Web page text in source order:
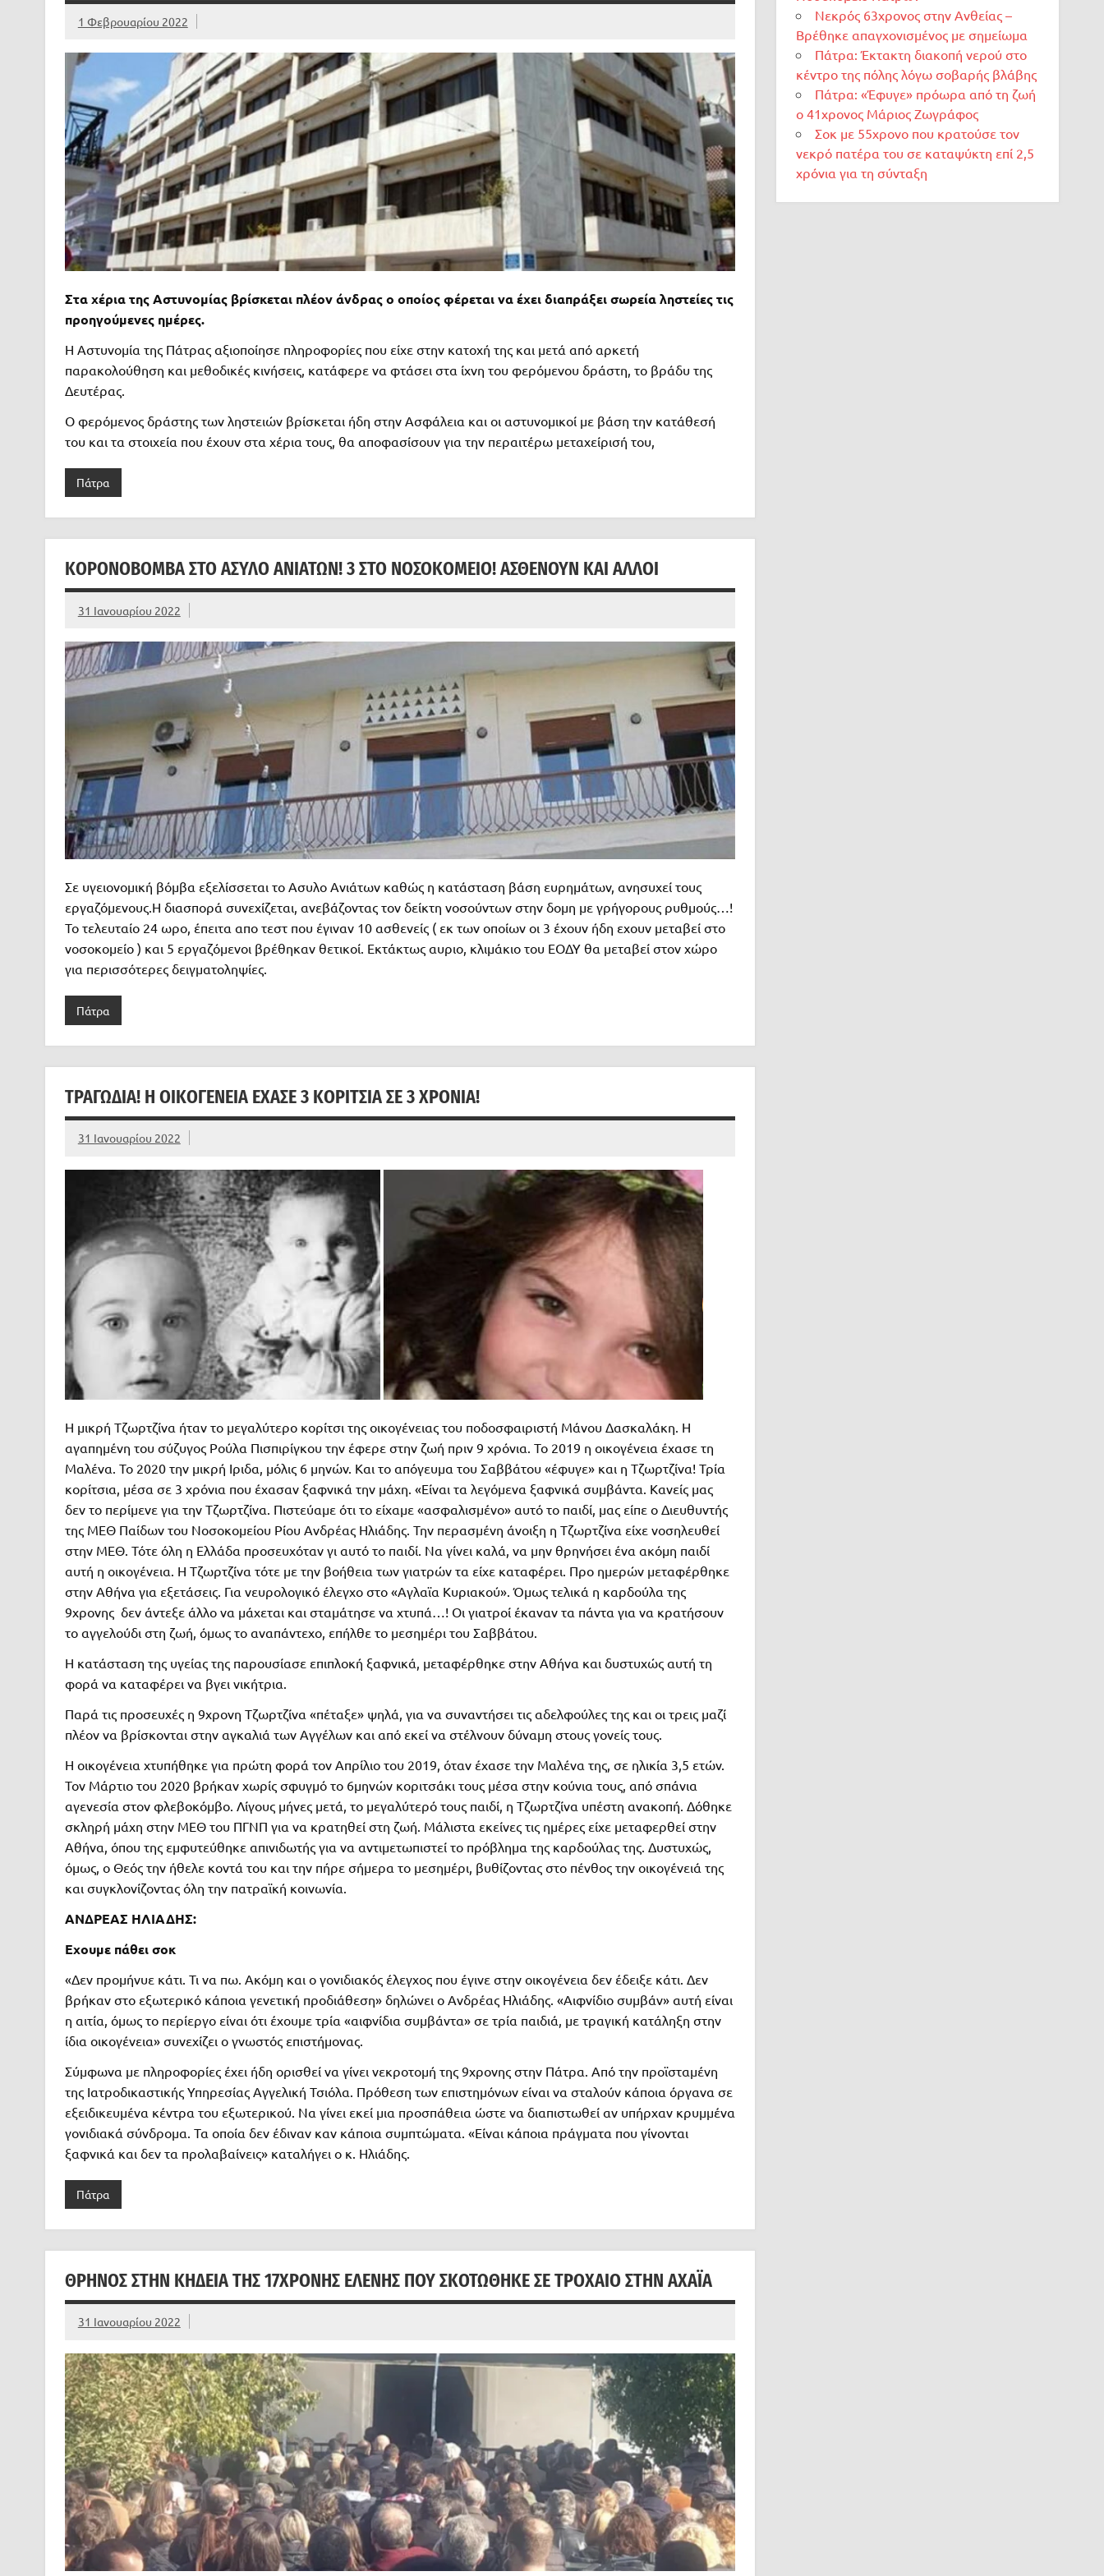
1 Φεβρουαρίου 2022
Στα χέρια της Αστυνομίας βρίσκεται πλέον άνδρας ο οποίος φέρεται να έχει διαπράξει σωρεία ληστείες τις
προηγούμενες ημέρες.
Η Αστυνομία της Πάτρας αξιοποίησε πληροφορίες που είχε στην κατοχή της και μετά από αρκετή
παρακολούθηση και μεθοδικές κινήσεις, κατάφερε να φτάσει στα ίχνη του φερόμενου δράστη, το βράδυ της
Δευτέρας.
Ο φερόμενος δράστης των ληστειών βρίσκεται ήδη στην Ασφάλεια και οι αστυνομικοί με βάση την κατάθεσή
του και τα στοιχεία που έχουν στα χέρια τους, θα αποφασίσουν για την περαιτέρω μεταχείρισή του,
Πάτρα
ΚΟΡΟΝΟΒΌΜΒΑ ΣΤΟ ΑΣΥΛΟ ΑΝΙΆΤΩΝ! 3 ΣΤΟ ΝΟΣΟΚΟΜΕΊΟ! ΑΣΘΕΝΟΎΝ ΚΑΙ ΆΛΛΟΙ
31 Ιανουαρίου 2022
Σε υγειονομική βόμβα εξελίσσεται το Ασυλο Ανιάτων καθώς η κατάσταση βάση ευρημάτων, ανησυχεί τους
εργαζόμενους.Η διασπορά συνεχίζεται, ανεβάζοντας τον δείκτη νοσούντων στην δομη με γρήγορους ρυθμούς…!
Το τελευταίο 24 ωρο, έπειτα απο τεστ που έγιναν 10 ασθενείς ( εκ των οποίων οι 3 έχουν ήδη εχουν μεταβεί στο
νοσοκομείο ) και 5 εργαζόμενοι βρέθηκαν θετικοί. Εκτάκτως αυριο, κλιμάκιο του ΕΟΔΥ θα μεταβεί στον χώρο
για περισσότερες δειγματοληψίες.
Πάτρα
ΤΡΑΓΩΔΊΑ! Η ΟΙΚΟΓΈΝΕΙΑ ΈΧΑΣΕ 3 ΚΟΡΊΤΣΙΑ ΣΕ 3 ΧΡΌΝΙΑ!
31 Ιανουαρίου 2022
Η μικρή Τζωρτζίνα ήταν το μεγαλύτερο κορίτσι της οικογένειας του ποδοσφαιριστή Μάνου Δασκαλάκη. Η
αγαπημένη του σύζυγος Ρούλα Πισπιρίγκου την έφερε στην ζωή πριν 9 χρόνια. Το 2019 η οικογένεια έχασε τη
Μαλένα. Το 2020 την μικρή Ιριδα, μόλις 6 μηνών. Και το απόγευμα του Σαββάτου «έφυγε» και η Τζωρτζίνα! Τρία
κορίτσια, μέσα σε 3 χρόνια που έχασαν ξαφνικά την μάχη. «Είναι τα λεγόμενα ξαφνικά συμβάντα. Κανείς μας
δεν το περίμενε για την Τζωρτζίνα. Πιστεύαμε ότι το είχαμε «ασφαλισμένο» αυτό το παιδί, μας είπε ο Διευθυντής
της ΜΕΘ Παίδων του Νοσοκομείου Ρίου Ανδρέας Ηλιάδης. Την περασμένη άνοιξη η Τζωρτζίνα είχε νοσηλευθεί
στην ΜΕΘ. Τότε όλη η Ελλάδα προσευχόταν γι αυτό το παιδί. Να γίνει καλά, να μην θρηνήσει ένα ακόμη παιδί
αυτή η οικογένεια. Η Τζωρτζίνα τότε με την βοήθεια των γιατρών τα είχε καταφέρει. Προ ημερών μεταφέρθηκε
στην Αθήνα για εξετάσεις. Για νευρολογικό έλεγχο στο «Αγλαϊα Κυριακού». Όμως τελικά η καρδούλα της
9χρονης δεν άντεξε άλλο να μάχεται και σταμάτησε να χτυπά…! Οι γιατροί έκαναν τα πάντα για να κρατήσουν
το αγγελούδι στη ζωή, όμως το αναπάντεχο, επήλθε το μεσημέρι του Σαββάτου.
Η κατάσταση της υγείας της παρουσίασε επιπλοκή ξαφνικά, μεταφέρθηκε στην Αθήνα και δυστυχώς αυτή τη
φορά να καταφέρει να βγει νικήτρια.
Παρά τις προσευχές η 9χρονη Τζωρτζίνα «πέταξε» ψηλά, για να συναντήσει τις αδελφούλες της και οι τρεις μαζί
πλέον να βρίσκονται στην αγκαλιά των Αγγέλων και από εκεί να στέλνουν δύναμη στους γονείς τους.
Η οικογένεια χτυπήθηκε για πρώτη φορά τον Απρίλιο του 2019, όταν έχασε την Μαλένα της, σε ηλικία 3,5 ετών.
Τον Μάρτιο του 2020 βρήκαν χωρίς σφυγμό το 6μηνών κοριτσάκι τους μέσα στην κούνια τους, από σπάνια
αγενεσία στον φλεβοκόμβο. Λίγους μήνες μετά, το μεγαλύτερό τους παιδί, η Τζωρτζίνα υπέστη ανακοπή. Δόθηκε
σκληρή μάχη στην ΜΕΘ του ΠΓΝΠ για να κρατηθεί στη ζωή. Μάλιστα εκείνες τις ημέρες είχε μεταφερθεί στην
Αθήνα, όπου της εμφυτεύθηκε απινιδωτής για να αντιμετωπιστεί το πρόβλημα της καρδούλας της. Δυστυχώς,
όμως, ο Θεός την ήθελε κοντά του και την πήρε σήμερα το μεσημέρι, βυθίζοντας στο πένθος την οικογένειά της
και συγκλονίζοντας όλη την πατραϊκή κοινωνία.
ΑΝΔΡΕΑΣ ΗΛΙΑΔΗΣ:
Εχουμε πάθει σοκ
«Δεν προμήνυε κάτι. Τι να πω. Ακόμη και ο γονιδιακός έλεγχος που έγινε στην οικογένεια δεν έδειξε κάτι. Δεν
βρήκαν στο εξωτερικό κάποια γενετική προδιάθεση» δηλώνει ο Ανδρέας Ηλιάδης. «Αιφνίδιο συμβάν» αυτή είναι
η αιτία, όμως το περίεργο είναι ότι έχουμε τρία «αιφνίδια συμβάντα» σε τρία παιδιά, με τραγική κατάληξη στην
ίδια οικογένεια» συνεχίζει ο γνωστός επιστήμονας.
Σύμφωνα με πληροφορίες έχει ήδη ορισθεί να γίνει νεκροτομή της 9χρονης στην Πάτρα. Από την προϊσταμένη
της Ιατροδικαστικής Υπηρεσίας Αγγελική Τσιόλα. Πρόθεση των επιστημόνων είναι να σταλούν κάποια όργανα σε
εξειδικευμένα κέντρα του εξωτερικού. Να γίνει εκεί μια προσπάθεια ώστε να διαπιστωθεί αν υπήρχαν κρυμμένα
γονιδιακά σύνδρομα. Τα οποία δεν έδιναν καν κάποια συμπτώματα. «Είναι κάποια πράγματα που γίνονται
ξαφνικά και δεν τα προλαβαίνεις» καταλήγει ο κ. Ηλιάδης.
Πάτρα
ΘΡΉΝΟΣ ΣΤΗΝ ΚΗΔΕΊΑ ΤΗΣ 17ΧΡΟΝΗΣ ΕΛΈΝΗΣ ΠΟΥ ΣΚΟΤΏΘΗΚΕ ΣΕ ΤΡΟΧΑΊΟ ΣΤΗΝ ΑΧΑΪ́Α
31 Ιανουαρίου 2022
Νεκρός 63χρονος στην Ανθείας –
Βρέθηκε απαγχονισμένος με σημείωμα
Πάτρα: Έκτακτη διακοπή νερού στο
κέντρο της πόλης λόγω σοβαρής βλάβης
Πάτρα: «Έφυγε» πρόωρα από τη ζωή
ο 41χρονος Μάριος Ζωγράφος
Σοκ με 55χρονο που κρατούσε τον
νεκρό πατέρα του σε καταψύκτη επί 2,5
χρόνια για τη σύνταξη